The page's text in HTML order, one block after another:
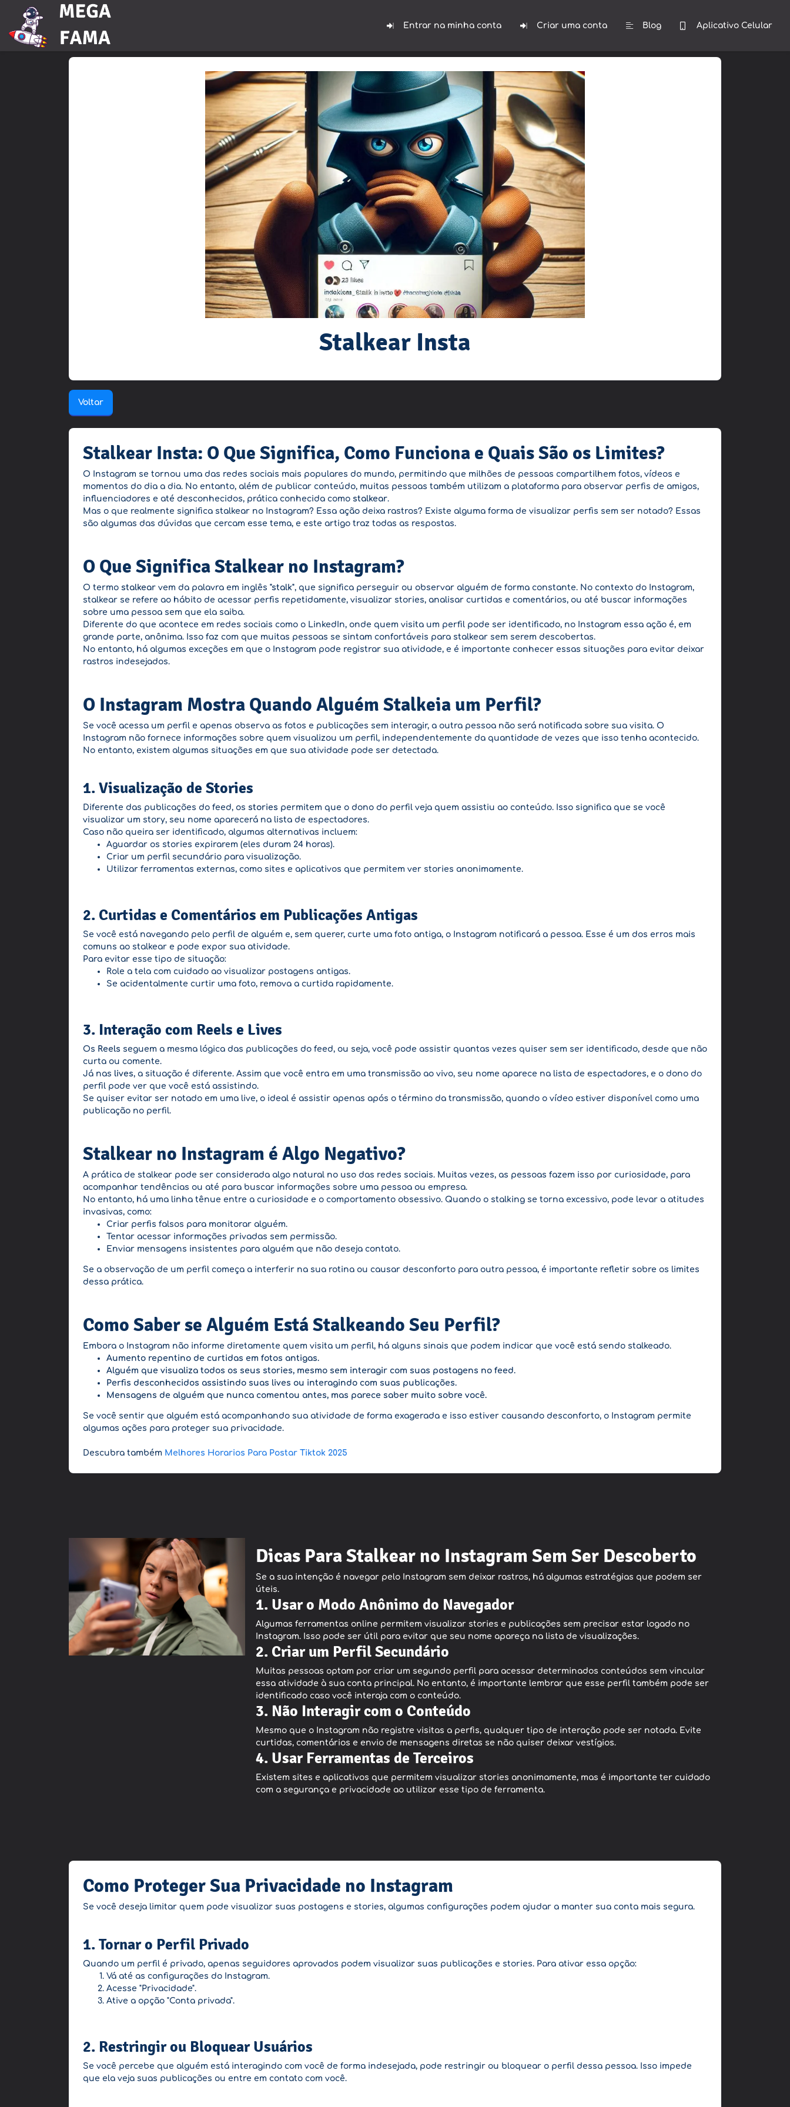
Entrar na minha conta Criar uma conta Blog Aplicativo Celular
Stalkear Insta
Voltar
Stalkear Insta: O Que Significa, Como Funciona e Quais São os Limites?
O Instagram se tornou uma das redes sociais mais populares do mundo, permitindo que milhões de pessoas compartilhem fotos, vídeos e
momentos do dia a dia. No entanto, além de publicar conteúdo, muitas pessoas também utilizam a plataforma para observar perfis de amigos,
influenciadores e até desconhecidos, prática conhecida como stalkear.
Mas o que realmente significa stalkear no Instagram? Essa ação deixa rastros? Existe alguma forma de visualizar perfis sem ser notado? Essas
são algumas das dúvidas que cercam esse tema, e este artigo traz todas as respostas.
O Que Significa Stalkear no Instagram?
O termo stalkear vem da palavra em inglês "stalk", que significa perseguir ou observar alguém de forma constante. No contexto do Instagram,
stalkear se refere ao hábito de acessar perfis repetidamente, visualizar stories, analisar curtidas e comentários, ou até buscar informações
sobre uma pessoa sem que ela saiba.
Diferente do que acontece em redes sociais como o LinkedIn, onde quem visita um perfil pode ser identificado, no Instagram essa ação é, em
grande parte, anônima. Isso faz com que muitas pessoas se sintam confortáveis para stalkear sem serem descobertas.
No entanto, há algumas exceções em que o Instagram pode registrar sua atividade, e é importante conhecer essas situações para evitar deixar
rastros indesejados.
O Instagram Mostra Quando Alguém Stalkeia um Perfil?
Se você acessa um perfil e apenas observa as fotos e publicações sem interagir, a outra pessoa não será notificada sobre sua visita. O
Instagram não fornece informações sobre quem visualizou um perfil, independentemente da quantidade de vezes que isso tenha acontecido.
No entanto, existem algumas situações em que sua atividade pode ser detectada.
1. Visualização de Stories
Diferente das publicações do feed, os stories permitem que o dono do perfil veja quem assistiu ao conteúdo. Isso significa que se você
visualizar um story, seu nome aparecerá na lista de espectadores.
Caso não queira ser identificado, algumas alternativas incluem:
Aguardar os stories expirarem (eles duram 24 horas).
Criar um perfil secundário para visualização.
Utilizar ferramentas externas, como sites e aplicativos que permitem ver stories anonimamente.
2. Curtidas e Comentários em Publicações Antigas
Se você está navegando pelo perfil de alguém e, sem querer, curte uma foto antiga, o Instagram notificará a pessoa. Esse é um dos erros mais
comuns ao stalkear e pode expor sua atividade.
Para evitar esse tipo de situação:
Role a tela com cuidado ao visualizar postagens antigas.
Se acidentalmente curtir uma foto, remova a curtida rapidamente.
3. Interação com Reels e Lives
Os Reels seguem a mesma lógica das publicações do feed, ou seja, você pode assistir quantas vezes quiser sem ser identificado, desde que não
curta ou comente.
Já nas lives, a situação é diferente. Assim que você entra em uma transmissão ao vivo, seu nome aparece na lista de espectadores, e o dono do
perfil pode ver que você está assistindo.
Se quiser evitar ser notado em uma live, o ideal é assistir apenas após o término da transmissão, quando o vídeo estiver disponível como uma
publicação no perfil.
Stalkear no Instagram é Algo Negativo?
A prática de stalkear pode ser considerada algo natural no uso das redes sociais. Muitas vezes, as pessoas fazem isso por curiosidade, para
acompanhar tendências ou até para buscar informações sobre uma pessoa ou empresa.
No entanto, há uma linha tênue entre a curiosidade e o comportamento obsessivo. Quando o stalking se torna excessivo, pode levar a atitudes
invasivas, como:
Criar perfis falsos para monitorar alguém.
Tentar acessar informações privadas sem permissão.
Enviar mensagens insistentes para alguém que não deseja contato.
Se a observação de um perfil começa a interferir na sua rotina ou causar desconforto para outra pessoa, é importante refletir sobre os limites
dessa prática.
Como Saber se Alguém Está Stalkeando Seu Perfil?
Embora o Instagram não informe diretamente quem visita um perfil, há alguns sinais que podem indicar que você está sendo stalkeado.
Aumento repentino de curtidas em fotos antigas.
Alguém que visualiza todos os seus stories, mesmo sem interagir com suas postagens no feed.
Perfis desconhecidos assistindo suas lives ou interagindo com suas publicações.
Mensagens de alguém que nunca comentou antes, mas parece saber muito sobre você.
Se você sentir que alguém está acompanhando sua atividade de forma exagerada e isso estiver causando desconforto, o Instagram permite
algumas ações para proteger sua privacidade.
Descubra também Melhores Horarios Para Postar Tiktok 2025
Dicas Para Stalkear no Instagram Sem Ser Descoberto
Se a sua intenção é navegar pelo Instagram sem deixar rastros, há algumas estratégias que podem ser
úteis.
1. Usar o Modo Anônimo do Navegador
Algumas ferramentas online permitem visualizar stories e publicações sem precisar estar logado no
Instagram. Isso pode ser útil para evitar que seu nome apareça na lista de visualizações.
2. Criar um Perfil Secundário
Muitas pessoas optam por criar um segundo perfil para acessar determinados conteúdos sem vincular
essa atividade à sua conta principal. No entanto, é importante lembrar que esse perfil também pode ser
identificado caso você interaja com o conteúdo.
3. Não Interagir com o Conteúdo
Mesmo que o Instagram não registre visitas a perfis, qualquer tipo de interação pode ser notada. Evite
curtidas, comentários e envio de mensagens diretas se não quiser deixar vestígios.
4. Usar Ferramentas de Terceiros
Existem sites e aplicativos que permitem visualizar stories anonimamente, mas é importante ter cuidado
com a segurança e privacidade ao utilizar esse tipo de ferramenta.
Como Proteger Sua Privacidade no Instagram
Se você deseja limitar quem pode visualizar suas postagens e stories, algumas configurações podem ajudar a manter sua conta mais segura.
1. Tornar o Perfil Privado
Quando um perfil é privado, apenas seguidores aprovados podem visualizar suas publicações e stories. Para ativar essa opção:
Vá até as configurações do Instagram.
Acesse "Privacidade".
Ative a opção "Conta privada".
2. Restringir ou Bloquear Usuários
Se você percebe que alguém está interagindo com você de forma indesejada, pode restringir ou bloquear o perfil dessa pessoa. Isso impede
que ela veja suas publicações ou entre em contato com você.